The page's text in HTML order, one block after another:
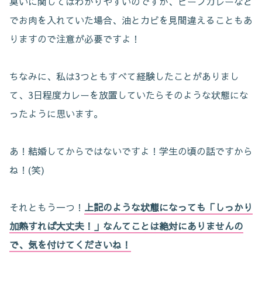
でお肉を入れていた場合、油とカビを見間違えることもあ
りますので注意が必要ですよ！
ちなみに、私は3つともすべて経験したことがありまし
て、3日程度カレーを放置していたらそのような状態にな
ったように思います。
あ！結婚してからではないですよ！学生の頃の話ですから
ね！(笑)
それともう一つ！ 上記のような状態になっても「しっかり
加熱すれば大丈夫！」なんてことは絶対にありませんの
で、気を付けてくださいね！